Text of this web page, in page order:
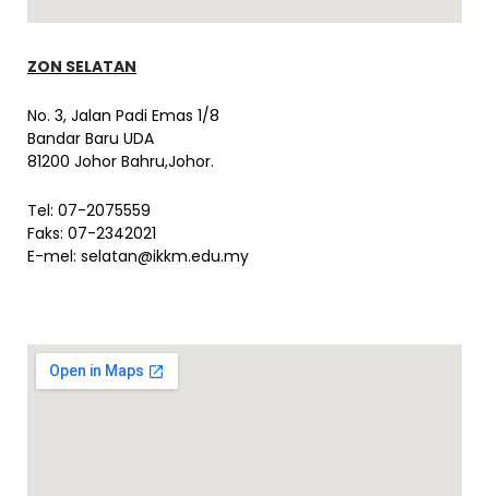
ZON SELATAN
No. 3, Jalan Padi Emas 1/8
Bandar Baru UDA
81200 Johor Bahru,Johor.
Tel: 07-2075559
Faks: 07-2342021
E-mel: selatan@ikkm.edu.my